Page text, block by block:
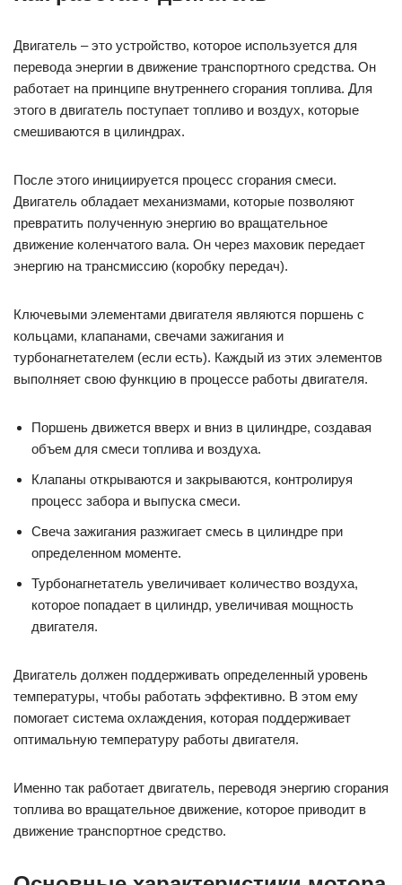
движение коленчатого вала. Он через маховик передает
Ключевыми элементами двигателя являются поршень с
кольцами, клапанами, свечами зажигания и
турбонагнетателем (если есть). Каждый из этих элементов
выполняет свою функцию в процессе работы двигателя.
Поршень движется вверх и вниз в цилиндре, создавая
объем для смеси топлива и воздуха.
Клапаны открываются и закрываются, контролируя
процесс забора и выпуска смеси.
определенном моменте.
Турбонагнетатель увеличивает количество воздуха,
которое попадает в цилиндр, увеличивая мощность
Двигатель должен поддерживать определенный уровень
температуры, чтобы работать эффективно. В этом ему
помогает система охлаждения, которая поддерживает
оптимальную температуру работы двигателя.
Именно так работает двигатель, переводя энергию сгорания
движение транспортное средство.
Мотор — это тип подвижного механизма, который
используется для преобразования энергии и привода
различных устройств. Он состоит из многих компонентов,
цилиндры. Основной целью мотора является создание
движения для механизмов, которые управляются им.
электрический, бензиновый, дизельный и газовый моторы.